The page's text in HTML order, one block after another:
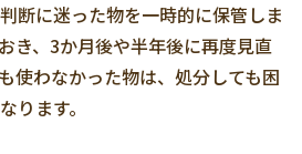
断に迷った物を一時的に保管しま
き、3か月後や半年後に再度見直
使わなかった物は、処分しても困
ります。